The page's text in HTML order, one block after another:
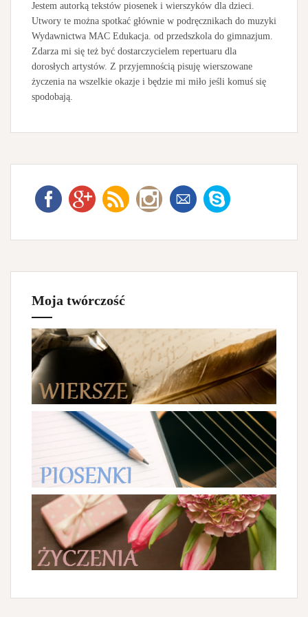
Jestem autorką tekstów piosenek i wierszyków dla dzieci.
Utwory te można spotkać głównie w podręcznikach do muzyki
Wydawnictwa MAC Edukacja. od przedszkola do gimnazjum.
Zdarza mi się też być dostarczycielem repertuaru dla
dorosłych artystów. Z przyjemnością pisuję wierszowane
życzenia na wszelkie okazje i będzie mi miło jeśli komuś się
spodobają.
Moja twórczość